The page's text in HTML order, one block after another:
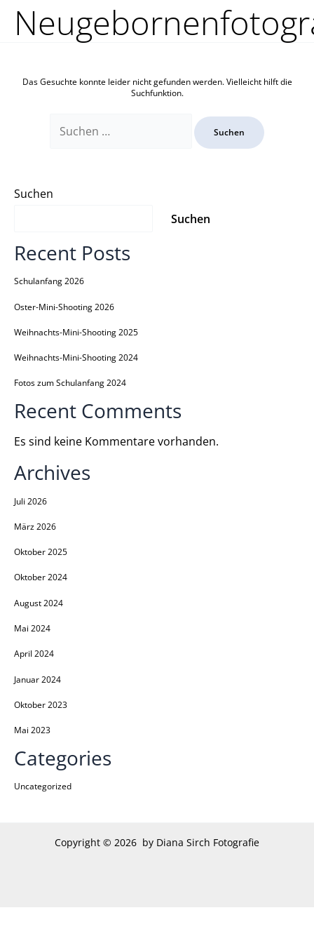
Inhalt
springen
Das Gesuchte konnte leider nicht gefunden werden. Vielleicht hilft die
Suchfunktion.
nach:
Suchen
Suchen
Recent Posts
Schulanfang 2026
Oster-Mini-Shooting 2026
Weihnachts-Mini-Shooting 2025
Weihnachts-Mini-Shooting 2024
Fotos zum Schulanfang 2024
Recent Comments
Es sind keine Kommentare vorhanden.
Archives
Juli 2026
März 2026
Oktober 2025
Oktober 2024
August 2024
Mai 2024
April 2024
Januar 2024
Oktober 2023
Mai 2023
Categories
Uncategorized
Copyright © 2026 by Diana Sirch Fotografie